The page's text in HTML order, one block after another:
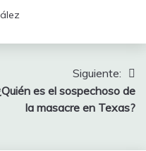
Siguiente:
es el sospechoso de
la masacre en Texas?